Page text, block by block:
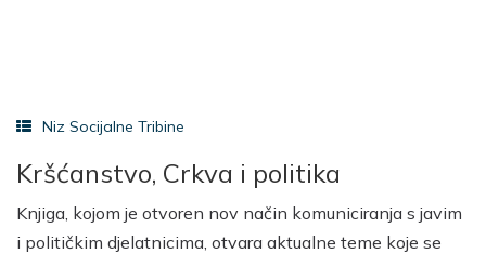
Niz Socijalne Tribine
Kršćanstvo, Crkva i politika
Knjiga, kojom je otvoren nov način komuniciranja s javim
i političkim djelatnicima, otvara aktualne teme koje se